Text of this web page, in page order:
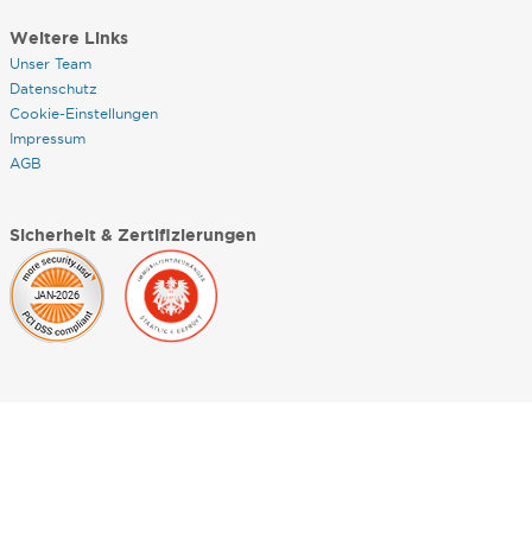
Weitere Links
Unser Team
Datenschutz
Cookie-Einstellungen
Impressum
AGB
Sicherheit & Zertifizierungen